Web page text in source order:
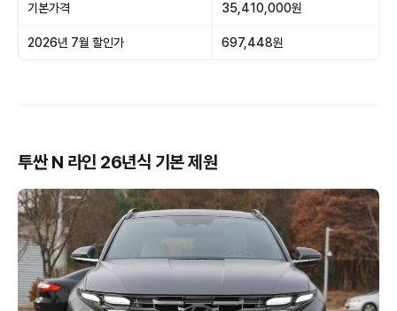
기본가격 35,410,000원
2026년 7월 할인가 697,448원
투싼 N 라인 26년식 기본 제원